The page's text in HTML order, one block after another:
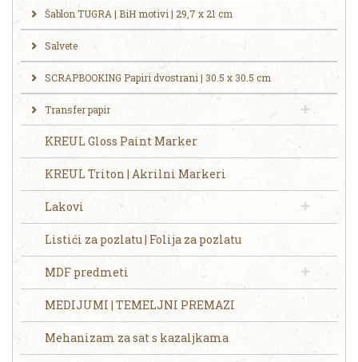
Šablon TUGRA | BiH motivi | 29,7 x 21 cm
Salvete
SCRAPBOOKING Papiri dvostrani | 30.5 x 30.5 cm
Transfer papir
KREUL Gloss Paint Marker
KREUL Triton | Akrilni Markeri
Lakovi
Listići za pozlatu | Folija za pozlatu
MDF predmeti
MEDIJUMI | TEMELJNI PREMAZI
Mehanizam za sat s kazaljkama